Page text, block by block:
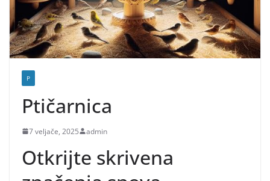
P
Ptičarnica
7 veljače, 2025 admin
Otkrijte skrivena